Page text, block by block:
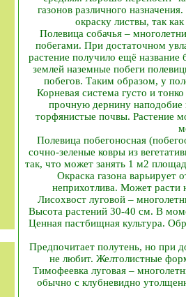
газонов различного
окраску листвы, так
Полевица собачья –
побегами. При достаточном
растение получило ещё
землей наземные побеги
побегов. Таким образом, у
Корневая система густо и
прочную дернину наподобие
торфянистые почвы. Растение
Полевица побегоносная
сочно-зеленые ковры из
так, что может занять 1 м2
Окраска газона варьирует
неприхотлива. Может расти
Лисохвост луговой –
Высота растений 30-40 см. В
Ценная пастбищная культура.
Предпочитает полутень, но при
не любит. Желтолистные
Тимофеевка луговая –
обычно с клубневидно